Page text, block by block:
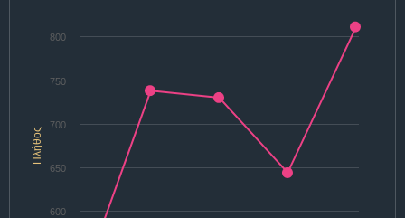
Πλήθος
600
650
700
750
800